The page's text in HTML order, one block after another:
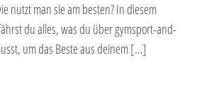
nutzt man sie am besten? In diesem
du alles, was du über gymsport-and-
um das Beste aus deinem […]